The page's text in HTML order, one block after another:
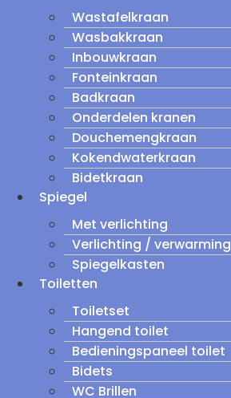
Wastafelkraan
Wasbakkraan
Inbouwkraan
Fonteinkraan
Badkraan
Onderdelen kranen
Douchemengkraan
Kokendwaterkraan
Bidetkraan
Spiegel
Met verlichting
Verlichting / verwarming
Spiegelkasten
Toiletten
Toiletset
Hangend toilet
Bedieningspaneel toilet
Bidets
WC Brillen